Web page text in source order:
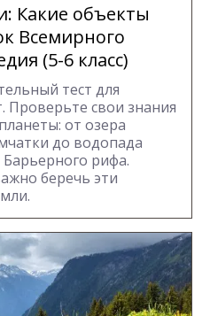
Какие объекты
Всемирного
(5-6 класс)
тест для
Проверьте свои знания
от озера
до водопада
рифа.
беречь эти